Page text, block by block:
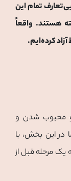
تمام این
هستند. واقعاً
کرده‌ایم.
و محبوب شدن و
در این بخش، با
یک مرحله قبل از